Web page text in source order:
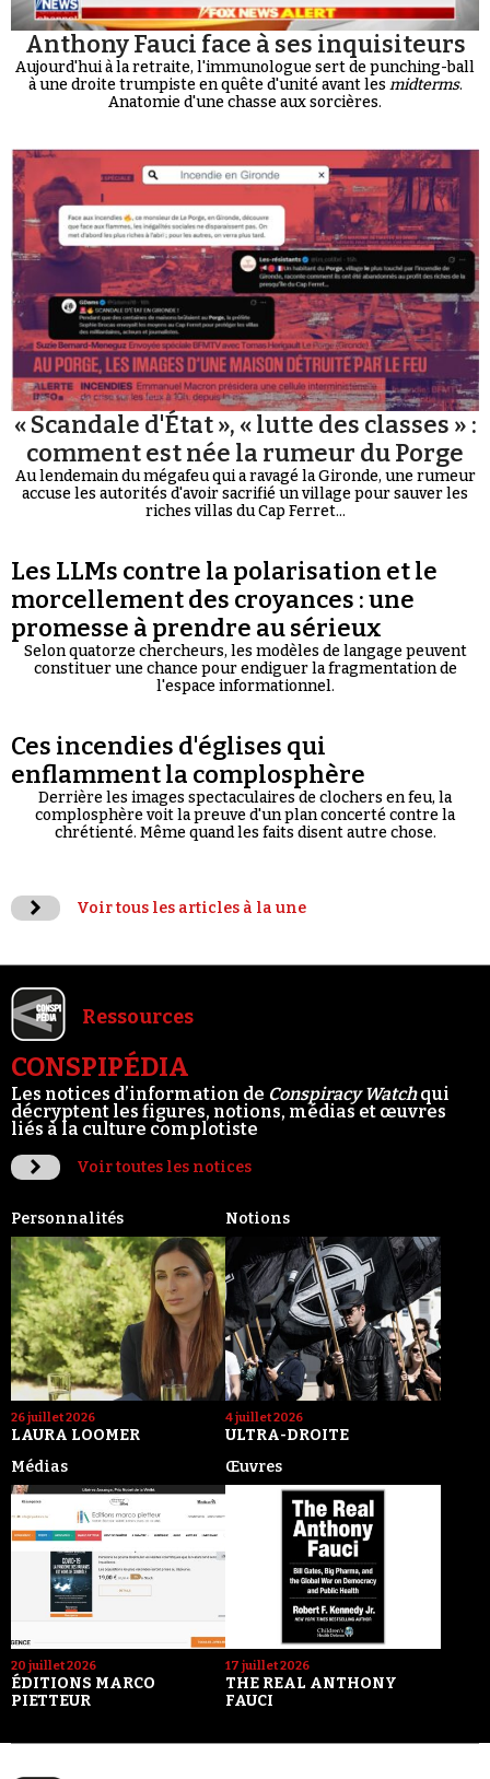
Anthony Fauci face à ses inquisiteurs
Aujourd'hui à la retraite, l'immunologue sert de punching-ball
à une droite trumpiste en quête d'unité avant les midterms.
Anatomie d'une chasse aux sorcières.
« Scandale d'État », « lutte des classes » :
comment est née la rumeur du Porge
Au lendemain du mégafeu qui a ravagé la Gironde, une rumeur
accuse les autorités d'avoir sacrifié un village pour sauver les
riches villas du Cap Ferret...
Les LLMs contre la polarisation et le
morcellement des croyances : une
promesse à prendre au sérieux
Selon quatorze chercheurs, les modèles de langage peuvent
constituer une chance pour endiguer la fragmentation de
l'espace informationnel.
Ces incendies d'églises qui
enflamment la complosphère
Derrière les images spectaculaires de clochers en feu, la
complosphère voit la preuve d'un plan concerté contre la
chrétienté. Même quand les faits disent autre chose.
Voir tous les articles à la une
Ressources
CONSPIPÉDIA
Les notices d’information de Conspiracy Watchqui
décryptent les figures, notions, médias et œuvres
liés à la culture complotiste
Voir toutes les notices
Personnalités
26 juillet 2026
LAURA LOOMER
Notions
4 juillet 2026
ULTRA-DROITE
Médias
20 juillet 2026
ÉDITIONS MARCO
PIETTEUR
Œuvres
17 juillet 2026
THE REAL ANTHONY
FAUCI